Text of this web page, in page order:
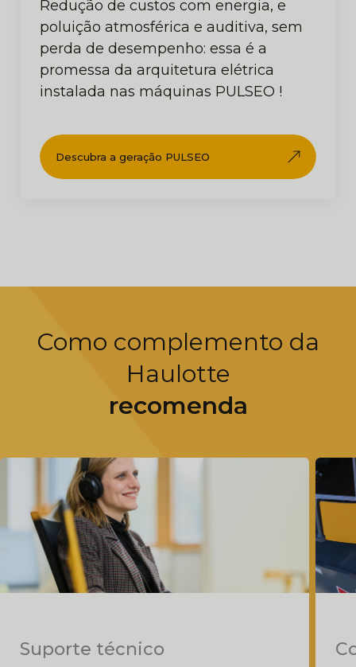
Redução de custos com energia, e
poluição atmosférica e auditiva, sem
perda de desempenho: essa é a
promessa da arquitetura elétrica
instalada nas máquinas PULSEO !
Descubra a geração PULSEO
Como complemento da
Haulotte
recomenda
Suporte técnico